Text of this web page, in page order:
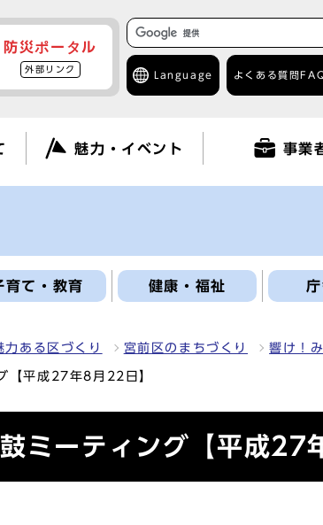
防災ポータル
外部リンク
Language よくある質問
魅力・イベント 事業
育て・教育 健康・福祉
力ある区づくり 宮前区のまちづくり 響け！
【平成27年8月22日】
ミーティング【平成27